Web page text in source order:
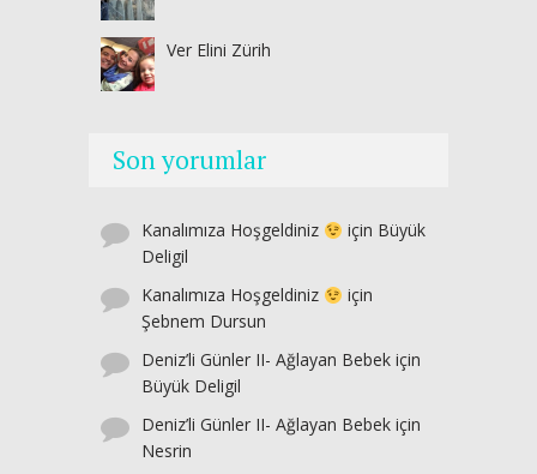
Ver Elini Zürih
Son yorumlar
Kanalımıza Hoşgeldiniz için Büyük
Deligil
Kanalımıza Hoşgeldiniz
için
Şebnem Dursun
Deniz’li Günler II- Ağlayan Bebek için
Büyük Deligil
Deniz’li Günler II- Ağlayan Bebek için
Nesrin